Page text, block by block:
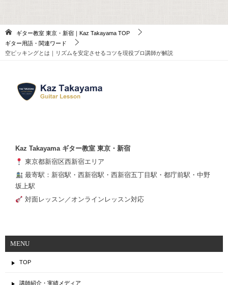
ギター教室 東京・新宿｜Kaz Takayama TOP
ギター用語・関連ワード
空ピッキングとは｜リズムを安定させるコツを現役プロ講師が解説
Kaz Takayama ギター教室 東京・新宿
東京都新宿区西新宿エリア
最寄駅：新宿駅・西新宿駅・西新宿五丁目駅・都庁前駅・中野
坂上駅
対面レッスン／オンラインレッスン対応
MENU
TOP
講師紹介・実績メディア